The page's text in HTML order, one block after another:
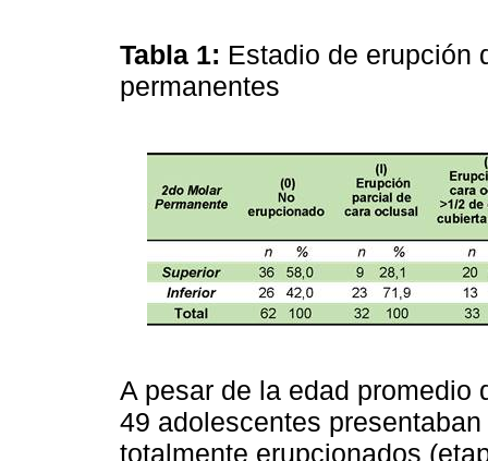
Tabla 1: Estadio de erupción
permanentes
A pesar de la edad promedio
49 adolescentes
totalmente erupcionados